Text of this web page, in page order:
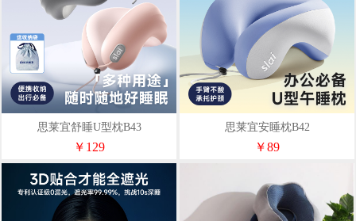
思莱宜舒睡U型枕B43
￥129
思莱宜安睡枕B42
￥89